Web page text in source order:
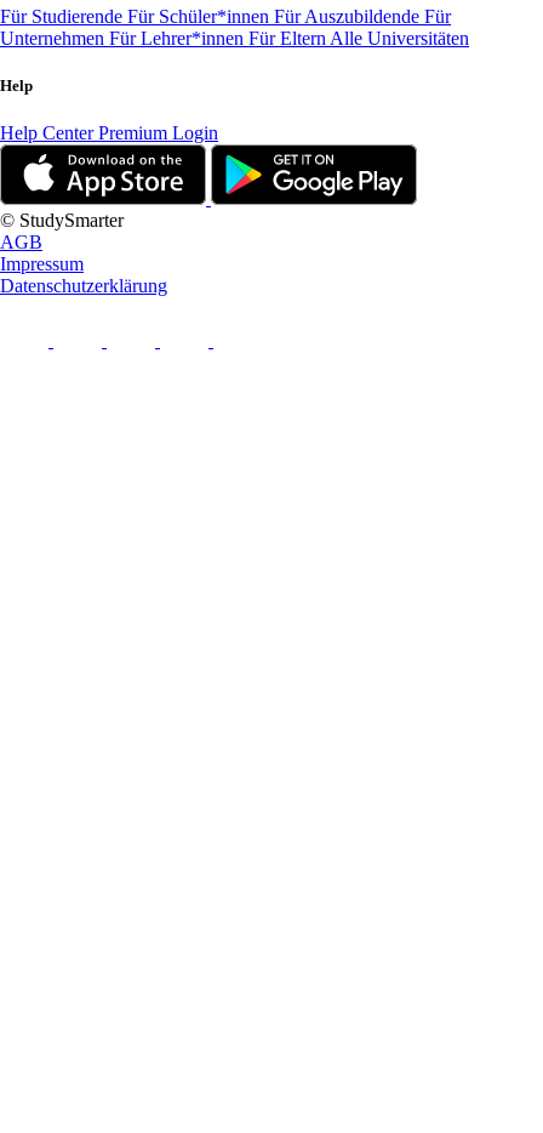
Für Studierende Für Schüler*innen Für Auszubildende Für
Unternehmen Für Lehrer*innen Für Eltern Alle Universitäten
Help
Help CenterPremium Login
© StudySmarter
AGB
Impressum
Datenschutzerklärung